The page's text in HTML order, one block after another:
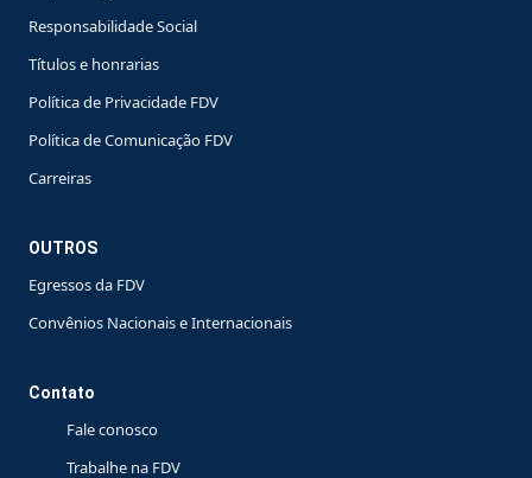
Responsabilidade Social
Títulos e honrarias
Política de Privacidade FDV
Política de Comunicação FDV
Carreiras
OUTROS
Egressos da FDV
Convênios Nacionais e Internacionais
Contato
Fale conosco
Trabalhe na FDV